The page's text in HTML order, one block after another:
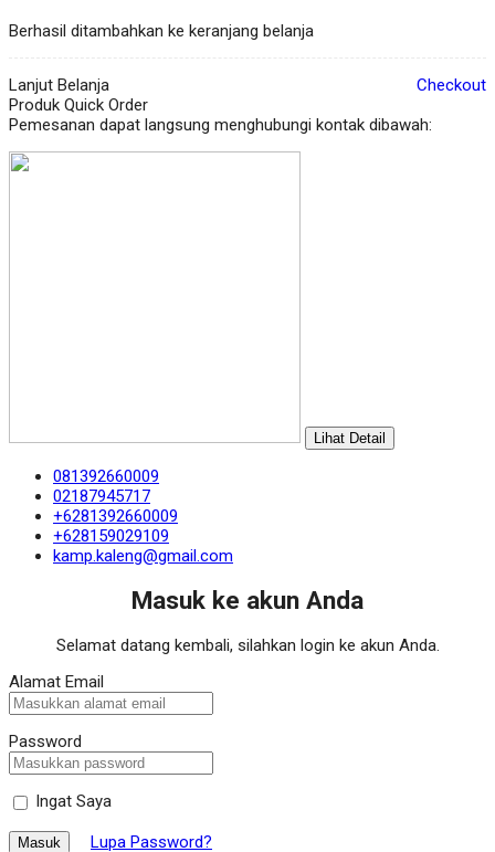
Berhasil ditambahkan ke keranjang belanja
Lanjut Belanja
Checkout
Produk Quick Order
Pemesanan dapat langsung menghubungi kontak dibawah:
Lihat Detail
081392660009
02187945717
+6281392660009
+628159029109
kamp.kaleng@gmail.com
Masuk ke akun Anda
Selamat datang kembali, silahkan login ke akun Anda.
Alamat Email
Password
Ingat Saya
Masuk Lupa Password?